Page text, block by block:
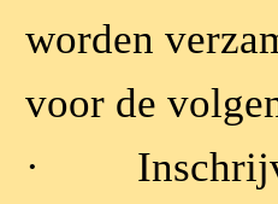
worden
voor de
·